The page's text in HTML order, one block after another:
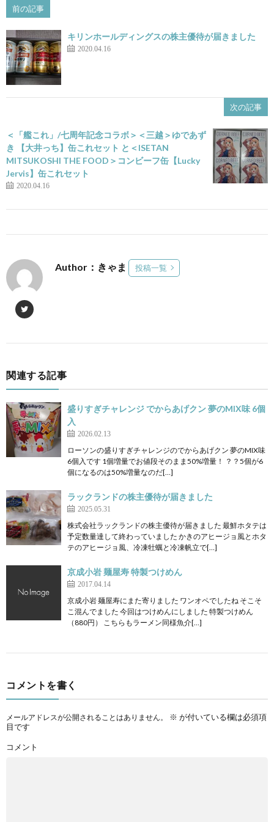
前の記事
キリンホールディングスの株主優待が届きました
2020.04.16
次の記事
＜「艦これ」/七周年記念コラボ＞＜三越＞ゆであず
き 【大井っち】缶これセット と＜ISETAN
MITSUKOSHI THE FOOD＞コンビーフ缶【Lucky
Jervis】缶これセット
2020.04.16
Author：きゃま 投稿一覧
関連する記事
盛りすぎチャレンジ でからあげクン 夢のMIX味 6個
入
2026.02.13
ローソンの盛りすぎチャレンジのでからあげクン 夢のMIX味
6個入です 1個増量でお値段そのまま50%増量！ ？？5個が6
個になるのは50%増量なのだ[…]
ラックランドの株主優待が届きました
2025.05.31
株式会社ラックランドの株主優待が届きました 最鮮ホタテは
予定数量達して終わっていました かきのアヒージョ風とホタ
テのアヒージョ風、冷凍牡蠣と冷凍帆立で[…]
京成小岩 麺屋寿 特製つけめん
2017.04.14
京成小岩 麺屋寿にまた寄りました ワンオペでしたね そこそ
こ混んでました 今回はつけめんにしました 特製つけめん
（880円） こちらもラーメン同様魚介[…]
コメントを書く
メールアドレスが公開されることはありません。 ※ が付いている欄は必須項
目です
コメント